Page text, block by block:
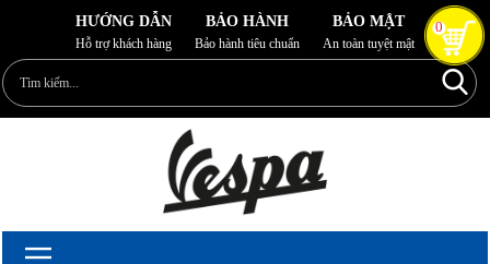
0
HƯỚNG DẪN
Hỗ trợ khách hàng
BẢO HÀNH
Bảo hành tiêu chuẩn
BẢO MẬT
An toàn tuyệt mật